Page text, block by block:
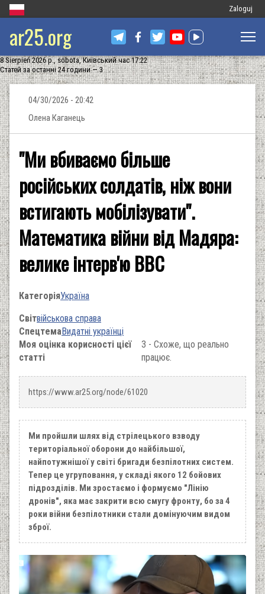
Меню
запису
Zaloguj
ar25.org
8 Sierpień 2026 р., sobota, Київський час 17:22
Статей за останні 24 години — 3
04/30/2026 - 20:42
Олена Каганець
"Ми вбиваємо більше
російських солдатів, ніж вони
встигають мобілізувати".
Математика війни від Мадяра:
велике інтерв'ю ВВС
КатегоріяУкраїна
Світвійськова справа
СпецтемаВидатні українці
Моя оцінка корисності цієї
статті
3 - Схоже, що реально
працює.
https://www.ar25.org/node/61020
Ми пройшли шлях від стрілецького взводу
територіальної оборони до найбільшої,
найпотужнішої у світі бригади безпілотних систем.
Тепер це угруповання, у складі якого 12 бойових
підрозділів. Ми зростаємо і формуємо "Лінію
дронів", яка має закрити всю смугу фронту, бо за 4
роки війни безпілотники стали домінуючим видом
зброї.